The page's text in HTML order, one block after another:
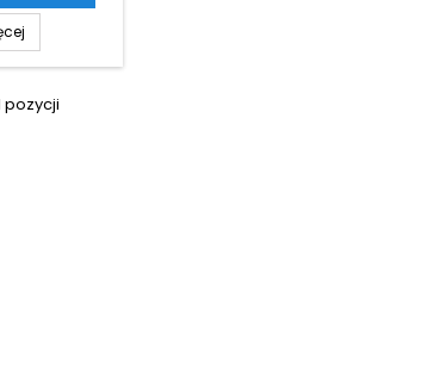
pozycji